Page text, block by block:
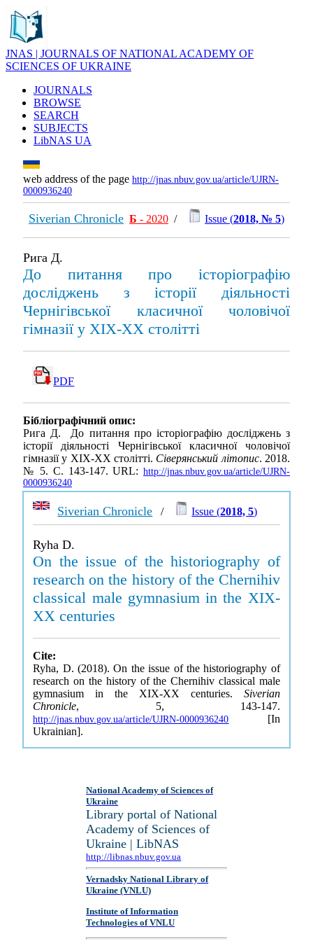
JNAS | JOURNALS OF NATIONAL ACADEMY OF
SCIENCES OF UKRAINE
JOURNALS
BROWSE
SEARCH
SUBJECTS
LibNAS UA
web address of the page http://jnas.nbuv.gov.ua/article/UJRN-
0000936240
Siverian Chronicle Б - 2020 / Issue (2018, № 5)
Рига Д.
До питання про історіографію
досліджень з історії діяльності
Чернігівської класичної чоловічої
гімназії у XІX-XX столітті
PDF
Бібліографічний опис:
Рига Д. До питання про історіографію досліджень з
історії діяльності Чернігівської класичної чоловічої
гімназії у XІX-XX столітті. Сіверянський літопис. 2018.
№ 5. С. 143-147. URL: http://jnas.nbuv.gov.ua/article/UJRN-
0000936240
Siverian Chronicle / Issue (2018, 5)
Ryha D.
On the issue of the historiography of
research on the history of the Chernihiv
classical male gymnasium in the XIX-
XX centuries
Cite:
Ryha, D. (2018). On the issue of the historiography of
research on the history of the Chernihiv classical male
gymnasium in the XIX-XX centuries. Siverian
Chronicle, 5, 143-147.
http://jnas.nbuv.gov.ua/article/UJRN-0000936240 [In
Ukrainian].
National Academy of Sciences of
Ukraine
Library portal of National
Academy of Sciences of
Ukraine | LibNAS
http://libnas.nbuv.gov.ua
Vernadsky National Library of
Ukraine (VNLU)
Institute of Information
Technologies of VNLU